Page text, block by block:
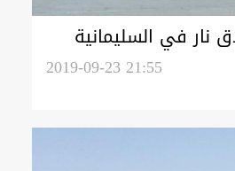
نار في السليمانية
2019-09-23 21:55